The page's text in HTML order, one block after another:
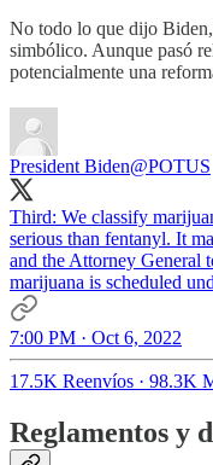
No todo lo que dijo
simbólico. Aunque pasó
potencialmente una
President Biden@POTUS
Third: We classify
serious than fentanyl. It
and the Attorney General
marijuana is scheduled
7:00 PM · Oct 6, 2022
17.5K Reenvíos · 98.3K
Reglamentos y